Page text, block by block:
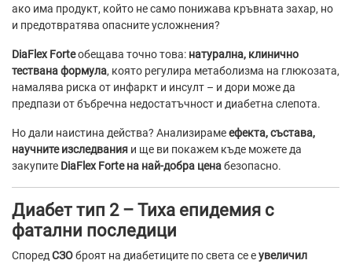
ако има продукт, който не само понижава кръвната захар, но
и предотвратява опасните усложнения?
DiaFlex Forteобещава точно това: натурална, клинично
тествана формула, която регулира метаболизма на глюкозата,
намалява риска от инфаркт и инсулт – и дори може да
предпази от бъбречна недостатъчност и диабетна слепота.
Но дали наистина действа? Анализирамеефекта, състава,
научните изследвания и ще ви покажем къде можете да
закупите DiaFlex Forte на най-добра ценабезопасно.
Диабет тип 2 – Тиха епидемия с
фатални последици
СпоредСЗОброят на диабетиците по света се еувеличил